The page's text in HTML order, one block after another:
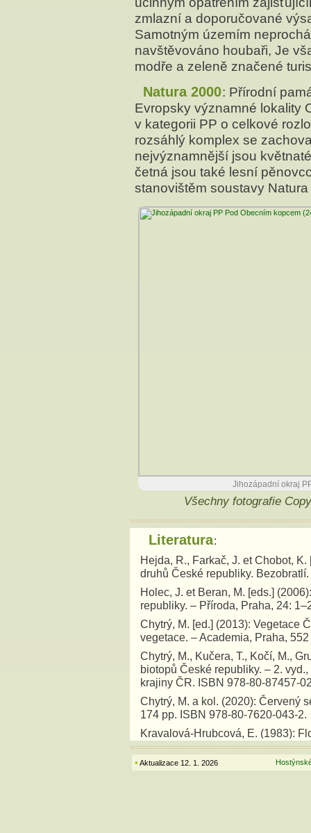
zmlazní a doporučované
Samotným územím
navštěvováno houbaři, Je
modře a zeleně značené
Natura 2000: Přírodní
Evropsky významné lokality
v kategorii PP o celkové
rozsáhlý komplex se
nejvýznamnější jsou
četná jsou také lesní
stanovištěm soustavy
Jihozápadní okraj
Všechny fotografie
Literatura:
Hejda, R., Farkač, J. et Chobot,
druhů České republiky.
Holec, J. et Beran, M. [eds.]
republiky. – Příroda, Praha, 24:
Chytrý, M. [ed.] (2013): Vegetace
vegetace. – Academia, Praha, 552
Chytrý, M., Kučera, T., Kočí, M.,
biotopů České republiky. – 2.
krajiny ČR. ISBN 978-80-87457-
Chytrý, M. a kol. (2020): Červený
174 pp. ISBN 978-80-7620-043-2.
Kravalová-Hrubcová, E. (1983):
– Diplomová práce. Masarykova
práce F. Dvořák.
• Aktualizace 12. 1. 2026